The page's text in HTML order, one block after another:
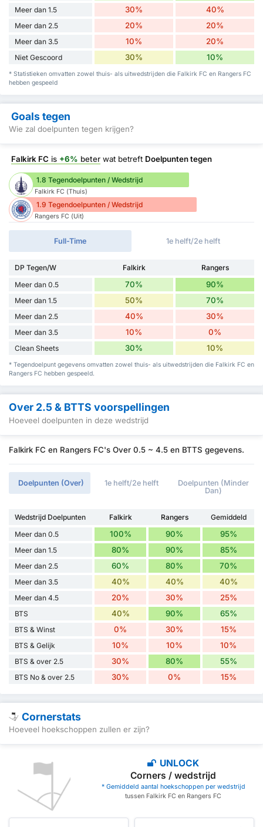
Meer dan 1.5 30% 40%
Meer dan 2.5 20% 20%
Meer dan 3.5 10% 20%
Niet Gescoord 30% 10%
* Statistieken omvatten zowel thuis- als uitwedstrijden die Falkirk FC en Rangers FC
hebben gespeeld
Goals tegen
Wie zal doelpunten tegen krijgen?
Falkirk FC is +6% beter wat betreft Doelpunten tegen
1.8 Tegendoelpunten / Wedstrijd
Falkirk FC (Thuis)
1.9 Tegendoelpunten / Wedstrijd
Rangers FC (Uit)
Full-Time 1e helft/2e helft
DP Tegen/W Falkirk
Rangers
Meer dan 0.5
70% 90%
Meer dan 1.5 50% 70%
Meer dan 2.5 40% 30%
Meer dan 3.5 10% 0%
Clean Sheets 30% 10%
* Tegendoelpunt gegevens omvatten zowel thuis- als uitwedstrijden die Falkirk FC en
Rangers FC hebben gespeeld.
Over 2.5 & BTTS voorspellingen
Hoeveel doelpunten in deze wedstrijd
Falkirk FC en Rangers FC's Over 0.5 ~ 4.5 en BTTS gegevens.
Doelpunten (Over) 1e helft/2e helft
Doelpunten (Minder
Dan)
Wedstrijd Doelpunten Falkirk Rangers
Gemiddeld
Meer dan 0.5
100% 90% 95%
Meer dan 1.5 80% 90% 85%
Meer dan 2.5 60% 80% 70%
Meer dan 3.5 40% 40% 40%
Meer dan 4.5 20% 30% 25%
BTS 40% 90% 65%
BTS & Winst 0% 30% 15%
BTS & Gelijk 10% 10% 10%
BTS & over 2.5 30% 80% 55%
BTS No & over 2.5 30% 0% 15%
Cornerstats
Hoeveel hoekschoppen zullen er zijn?
UNLOCK
Corners / wedstrijd
* Gemiddeld aantal hoekschoppen per wedstrijd
tussen Falkirk FC en Rangers FC